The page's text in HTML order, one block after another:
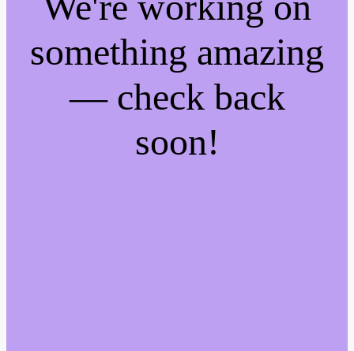
something amazing
— check back
soon!